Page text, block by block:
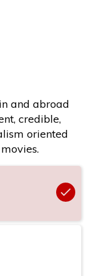
and abroad
credible,
oriented